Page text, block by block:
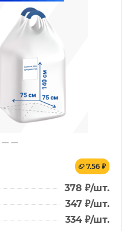
7.56 ₽
378 ₽/шт.
347 ₽/шт.
334 ₽/шт.